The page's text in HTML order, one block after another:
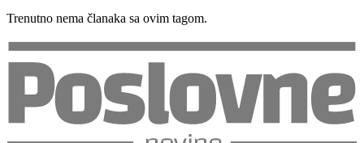
Trenutno nema članaka sa ovim tagom.